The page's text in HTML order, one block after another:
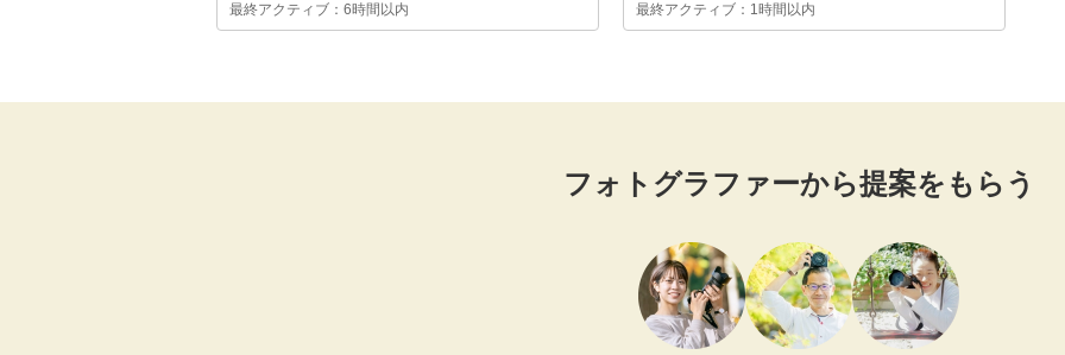
最終アクティブ：6時間以内 最終アクティブ：1時間以内
フォトグラファーから提案をもらう